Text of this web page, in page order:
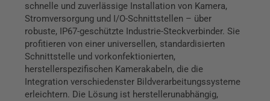
schnelle und zuverlässige Installation von Kamera,
Stromversorgung und I/O-Schnittstellen – über
robuste, IP67-geschützte Industrie-Steckverbinder. Sie
profitieren von einer universellen, standardisierten
Schnittstelle und vorkonfektionierten,
herstellerspezifischen Kamerakabeln, die die
Integration verschiedenster Bildverarbeitungssysteme
erleichtern. Die Lösung ist herstellerunabhängig,